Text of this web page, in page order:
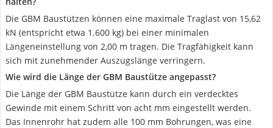
Die GBM Baustützen können eine maximale Traglast von 15,62
kN (entspricht etwa 1.600 kg) bei einer minimalen
Längeneinstellung von 2,00 m tragen. Die Tragfähigkeit kann
sich mit zunehmender Auszugslänge verringern.
Wie wird die Länge der GBM Baustütze angepasst?
Die Länge der GBM Baustütze kann durch ein verdecktes
Gewinde mit einem Schritt von acht mm eingestellt werden.
Das Innenrohr hat zudem alle 100 mm Bohrungen, was eine